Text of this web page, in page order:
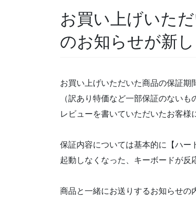
お買い上げいた
のお知らせが新し
お買い上げいただいた商品の保証期
（訳あり特価など一部保証のないも
レビューを書いていただいたお客様
保証内容については基本的に【ハー
起動しなくなった、キーボードが反
商品と一緒にお送りするお知らせの